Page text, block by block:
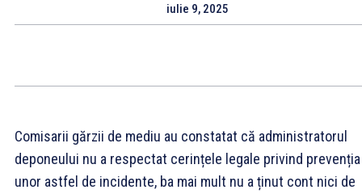
iulie 9, 2025
Comisarii gărzii de mediu au constatat că administratorul
deponeului nu a respectat cerințele legale privind prevenția
unor astfel de incidente, ba mai mult nu a ținut cont nici de